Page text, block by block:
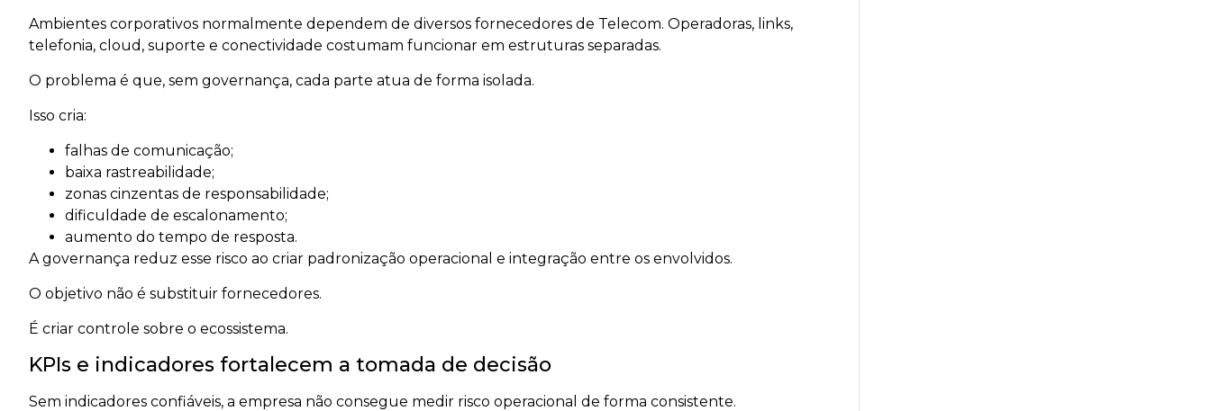
Ambientes corporativos normalmente dependem de diversos fornecedores de Telecom. Operadoras, links,
telefonia, cloud, suporte e conectividade costumam funcionar em estruturas separadas.
O problema é que, sem governança, cada parte atua de forma isolada.
Isso cria:
falhas de comunicação;
baixa rastreabilidade;
zonas cinzentas de responsabilidade;
dificuldade de escalonamento;
aumento do tempo de resposta.
A governança reduz esse risco ao criar padronização operacional e integração entre os envolvidos.
O objetivo não é substituir fornecedores.
É criar controle sobre o ecossistema.
KPIs e indicadores fortalecem a tomada de decisão
Sem indicadores confiáveis, a empresa não consegue medir risco operacional de forma consistente.